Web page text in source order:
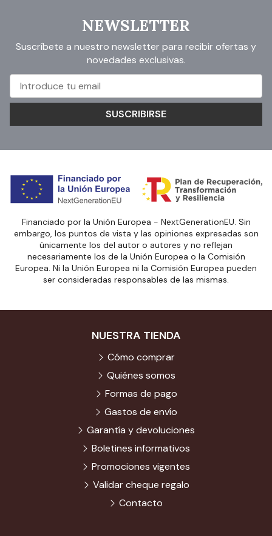
NEWSLETTER
Suscríbete a nuestro newsletter para recibir ofertas y
novedades exclusivas.
SUSCRIBIRSE
Financiado por la Unión Europea - NextGenerationEU. Sin
embargo, los puntos de vista y las opiniones expresadas son
únicamente los del autor o autores y no reflejan
necesariamente los de la Unión Europea o la Comisión
Europea. Ni la Unión Europea ni la Comisión Europea pueden
ser consideradas responsables de las mismas.
NUESTRA TIENDA
Cómo comprar
Quiénes somos
Formas de pago
Gastos de envío
Garantía y devoluciones
Boletines informativos
Promociones vigentes
Validar cheque regalo
Contacto